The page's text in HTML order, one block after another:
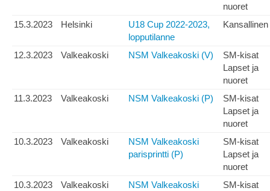
nuoret
15.3.2023
Helsinki
U18 Cup 2022-2023,
lopputilanne
Kansallinen
12.3.2023 Valkeakoski NSM Valkeakoski (V)
SM-kisat
Lapset ja
nuoret
11.3.2023
Valkeakoski NSM Valkeakoski (P)
SM-kisat
Lapset ja
nuoret
10.3.2023
Valkeakoski
NSM Valkeakoski
parisprintti (P)
SM-kisat
Lapset ja
nuoret
10.3.2023
Valkeakoski
NSM Valkeakoski
SM-kisat